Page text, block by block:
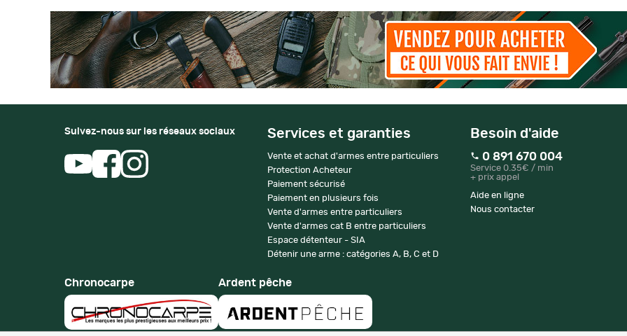
Suivez-nous sur les réseaux sociaux Services et garanties
Vente et achat d'armes entre particuliers
Protection Acheteur
Paiement sécurisé
Paiement en plusieurs fois
Vente d'armes entre particuliers
Vente d'armes cat B entre particuliers
Espace détenteur - SIA
Détenir une arme : catégories A, B, C et D
Besoin d'aide
0 891 670 004
Service 0.35€ / min
+ prix appel
Aide en ligne
Nous contacter
Chronocarpe Ardent pêche